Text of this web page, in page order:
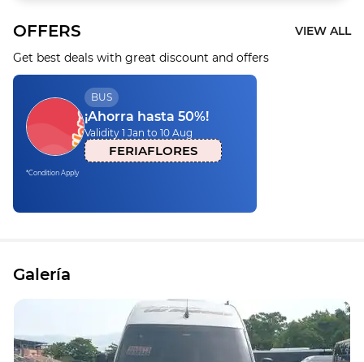
OFFERS
VIEW ALL
Get best deals with great discount and offers
*Condition Apply
BUS
¡Ahorra hasta 50%!
Validity 1 Jan to 10 Aug
FERIAFLORES
Galería